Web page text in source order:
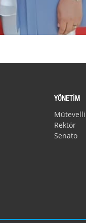
YÖNETİM
Rektör
Senato